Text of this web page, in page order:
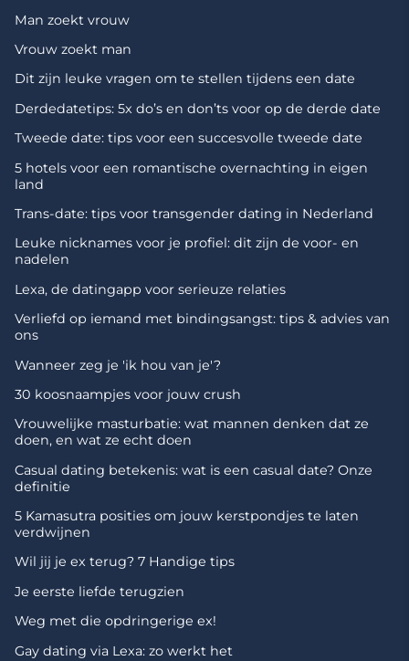
Man zoekt vrouw
Vrouw zoekt man
Dit zijn leuke vragen om te stellen tijdens een date
Derdedatetips: 5x do’s en don’ts voor op de derde date
Tweede date: tips voor een succesvolle tweede date
5 hotels voor een romantische overnachting in eigen
land
Trans-date: tips voor transgender dating in Nederland
Leuke nicknames voor je profiel: dit zijn de voor- en
nadelen
Lexa, de datingapp voor serieuze relaties
Verliefd op iemand met bindingsangst: tips & advies van
ons
Wanneer zeg je 'ik hou van je'?
30 koosnaampjes voor jouw crush
Vrouwelijke masturbatie: wat mannen denken dat ze
doen, en wat ze echt doen
Casual dating betekenis: wat is een casual date? Onze
definitie
5 Kamasutra posities om jouw kerstpondjes te laten
verdwijnen
Wil jij je ex terug? 7 Handige tips
Je eerste liefde terugzien
Weg met die opdringerige ex!
Gay dating via Lexa: zo werkt het